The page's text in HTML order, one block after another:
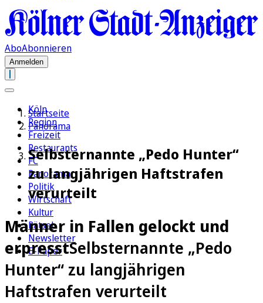
AboAbonnieren
Anmelden
Köln
Region
Freizeit
Restaurants
FC
Panorama
Politik
Wirtschaft
Kultur
Rätsel
Newsletter
E-Paper
Startseite
Panorama
Selbsternannte „Pedo Hunter“
zu langjährigen Haftstrafen
verurteilt
Männer in Fallen gelockt und
erpresstSelbsternannte „Pedo
Hunter“ zu langjährigen
Haftstrafen verurteilt